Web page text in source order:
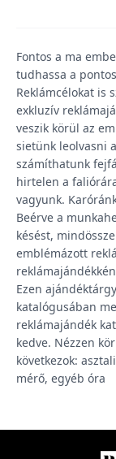
Fontos a ma
tudhassa a
Reklámcélokat is
exkluzív
veszik körül az
sietünk leolvasni
számíthatunk
hirtelen a
vagyunk.
Beérve a
késést,
emblémázott
Ezen
katalógusában
reklámajándék
kedve. Nézzen
következok:
mérő, egyéb óra